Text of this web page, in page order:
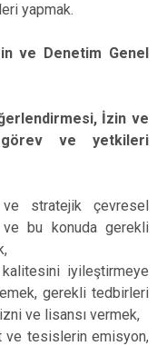
yapmak.
ve Denetim Genel
İzin ve
görev ve yetkileri
stratejik çevresel
ve bu konuda gerekli
iyileştirmeye
gerekli tedbirleri
ve lisansı vermek,
ve tesislerin emisyon,